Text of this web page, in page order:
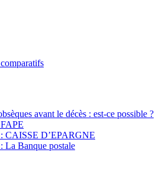
avant le décès : est-ce possible ?
: CAISSE D’EPARGNE
La Banque postale